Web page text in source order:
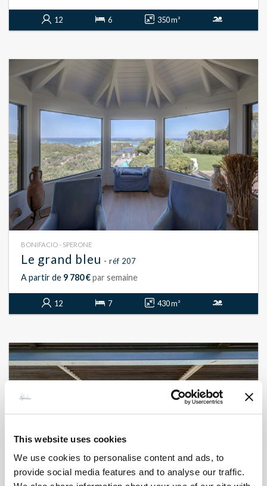
This website uses cookies
We use cookies to personalise content and ads, to
provide social media features and to analyse our traffic.
12 6 350 m²
BONIFACIO - SPERONE
Le grand bleu - réf 207
A partir de 9 780 €par semaine
12 7 430 m²